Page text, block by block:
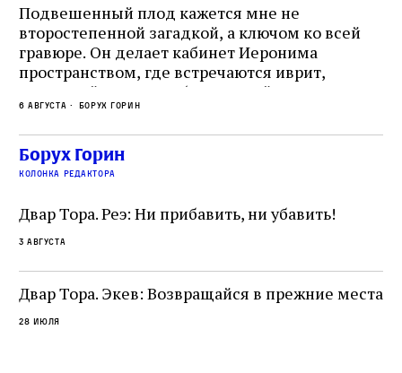
Подвешенный плод кажется мне не
второстепенной загадкой, а ключом ко всей
гравюре. Он делает кабинет Иеронима
пространством, где встречаются иврит,
греческий и латынь; буквальный смысл и
церковная традиция; филологическая
точность и понятность; переводчик,
убеждённый в необходимости исправления, и
читатель, воспринимающий исправление как
не просто покровитель переводчиков,
окружённый книгами. Перед нами человек,
одно решение которого вызвало возмущение
целой общины и стало частью многовекового
спора о том, кому принадлежит последнее
слово в переводе Библии
6 августа Борух Горин
Борух Горин
колонка редактора
Двар Тора. Реэ: Ни прибавить, ни убавить!
3 августа
Двар Тора. Экев: Возвращайся в прежние места
28 июля